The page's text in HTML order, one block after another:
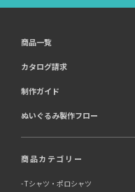
商品一覧
カタログ請求
制作ガイド
ぬいぐるみ製作フロー
商品カテゴリー
Tシャツ・ポロシャツ